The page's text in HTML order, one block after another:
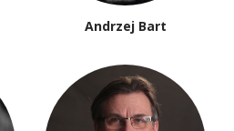
Andrzej Bart